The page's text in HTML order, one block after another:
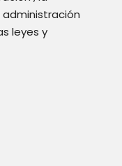
leyes y